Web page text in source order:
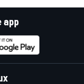
app